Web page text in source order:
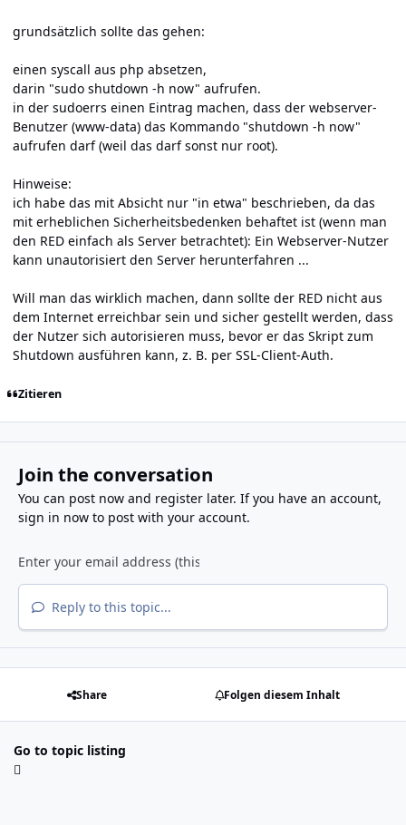
grundsätzlich sollte das gehen:
einen syscall aus php absetzen,
darin "sudo shutdown -h now" aufrufen.
in der sudoerrs einen Eintrag machen, dass der webserver-
Benutzer (www-data) das Kommando "shutdown -h now"
aufrufen darf (weil das darf sonst nur root).
Hinweise:
ich habe das mit Absicht nur "in etwa" beschrieben, da das
mit erheblichen Sicherheitsbedenken behaftet ist (wenn man
den RED einfach als Server betrachtet): Ein Webserver-Nutzer
kann unautorisiert den Server herunterfahren ...
Will man das wirklich machen, dann sollte der RED nicht aus
dem Internet erreichbar sein und sicher gestellt werden, dass
der Nutzer sich autorisieren muss, bevor er das Skript zum
Shutdown ausführen kann, z. B. per SSL-Client-Auth.
Zitieren
Join the conversation
You can post now and register later. If you have an account,
sign in nowto post with your account.
Reply to this topic...
Share Folgen diesem Inhalt
Go to topic listing